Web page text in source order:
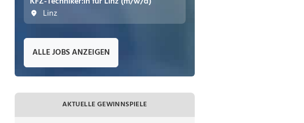
Linz
ALLE JOBS ANZEIGEN
AKTUELLE GEWINNSPIELE